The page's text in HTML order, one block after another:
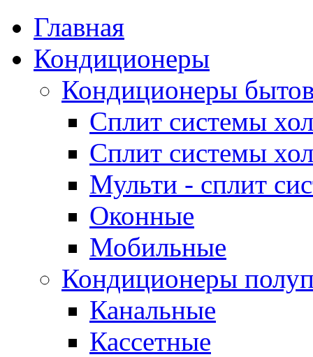
Главная
Кондиционеры
Кондиционеры
Сплит системы
Сплит системы
Мульти - сплит
Оконные
Мобильные
Кондиционеры
Канальные
Кассетные